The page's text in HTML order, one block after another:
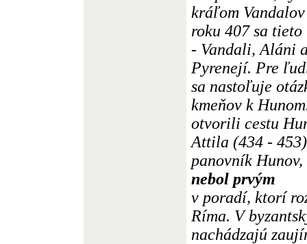
kráľom
roku 407 sa
- Vandali, Aláni
Pyrenejí. Pre
sa nastoľuje
kmeňov k
otvorili cestu
Attila (434 -
panovník
nebol prvým
v poradí, ktorí
Ríma. V
nachádzajú